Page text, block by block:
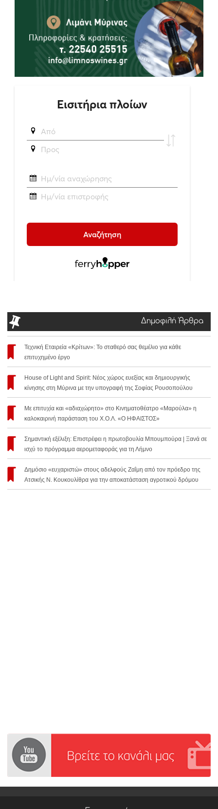
Δημοφιλή Άρθρα
Τεχνική Εταιρεία «Κρίτων»: Το σταθερό σας θεμέλιο για κάθε
επιτυχημένο έργο
House of Light and Spirit: Νέος χώρος ευεξίας και δημιουργικής
κίνησης στη Μύρινα με την υπογραφή της Σοφίας Ρουσοπούλου
Με επιτυχία και «αδιαχώρητο» στο Κινηματοθέατρο «Μαρούλα» η
καλοκαιρινή παράσταση του Χ.Ο.Λ. «Ο ΗΦΑΙΣΤΟΣ»
Σημαντική εξέλιξη: Επιστρέφει η πρωτοβουλία Μπουμπούρα | Ξανά σε
ισχύ το πρόγραμμα αερομεταφοράς για τη Λήμνο
Δημόσιο «ευχαριστώ» στους αδελφούς Ζαΐμη από τον πρόεδρο της
Ατσικής Ν. Κουκουλίθρα για την αποκατάσταση αγροτικού δρόμου